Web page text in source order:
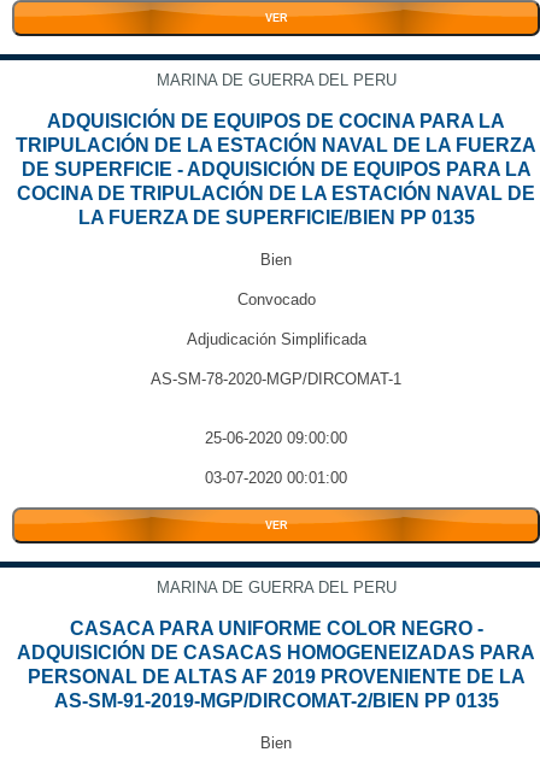
VER
MARINA DE GUERRA DEL PERU
ADQUISICIÓN DE EQUIPOS DE COCINA PARA LA
TRIPULACIÓN DE LA ESTACIÓN NAVAL DE LA FUERZA
DE SUPERFICIE - ADQUISICIÓN DE EQUIPOS PARA LA
COCINA DE TRIPULACIÓN DE LA ESTACIÓN NAVAL DE
LA FUERZA DE SUPERFICIE/BIEN PP 0135
Bien
Convocado
Adjudicación Simplificada
AS-SM-78-2020-MGP/DIRCOMAT-1
25-06-2020 09:00:00
03-07-2020 00:01:00
VER
MARINA DE GUERRA DEL PERU
CASACA PARA UNIFORME COLOR NEGRO -
ADQUISICIÓN DE CASACAS HOMOGENEIZADAS PARA
PERSONAL DE ALTAS AF 2019 PROVENIENTE DE LA
AS-SM-91-2019-MGP/DIRCOMAT-2/BIEN PP 0135
Bien